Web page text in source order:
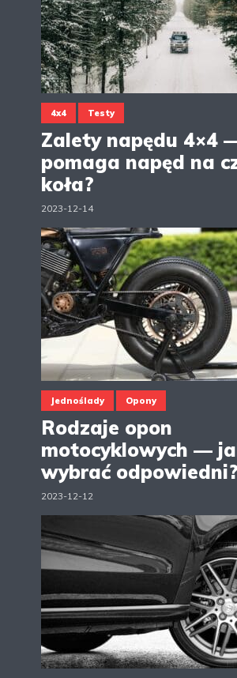
4x4 Testy
Zalety napędu 4×4
pomaga napęd na
koła?
2023-12-14
Jednoślady Opony
Rodzaje opon
motocyklowych —
wybrać odpowiedni?
2023-12-12